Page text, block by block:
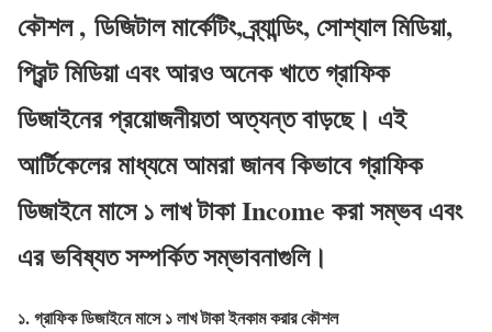
কৌশল , ডিজিটাল মার্কেটিং, ব্র্যান্ডিং, সোশ্যাল মিডিয়া,
প্রিন্ট মিডিয়া এবং আরও অনেক খাতে গ্রাফিক
ডিজাইনের প্রয়োজনীয়তা অত্যন্ত বাড়ছে। এই
আর্টিকেলের মাধ্যমে আমরা জানব কিভাবে গ্রাফিক
ডিজাইনে মাসে ১ লাখ টাকা Income করা সম্ভব এবং
এর ভবিষ্যত সম্পর্কিত সম্ভাবনাগুলি।
১. গ্রাফিক ডিজাইনে মাসে ১ লাখ টাকা ইনকাম করার কৌশল